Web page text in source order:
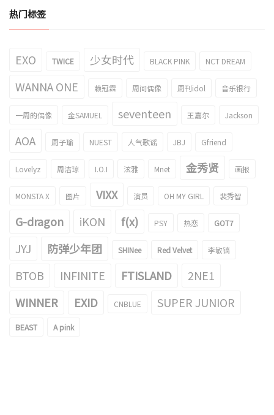
热门标签
EXO TWICE 少女时代 BLACK PINK NCT DREAM
WANNA ONE 赖冠霖 周间偶像 周刊idol 音乐银行
一周的偶像 金SAMUEL seventeen 王嘉尔 Jackson
AOA 周子瑜 NUEST 人气歌谣 JBJ Gfriend
Lovelyz 周洁琼 I.O.I 泫雅 Mnet 金秀贤 画报
MONSTA X 图片 VIXX 演员 OH MY GIRL 裴秀智
G-dragon iKON f(x) PSY 热恋 GOT7
JYJ 防弹少年团 SHINee Red Velvet 李敏镐
BTOB INFINITE FTISLAND
2NE1
WINNER
EXID CNBLUE SUPER JUNIOR
BEAST A pink